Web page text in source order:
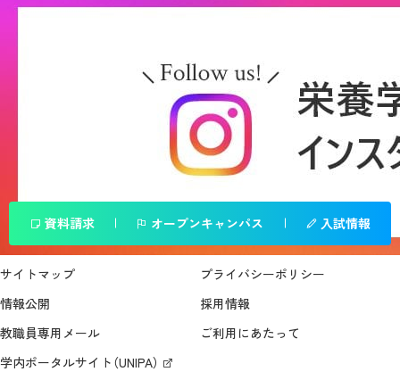
資料請求 オープンキャンパス 入試情報
サイトマップ
プライバシーポリシー
情報公開
採用情報
教職員専用メール
ご利用にあたって
学内ポータルサイト（UNIPA）